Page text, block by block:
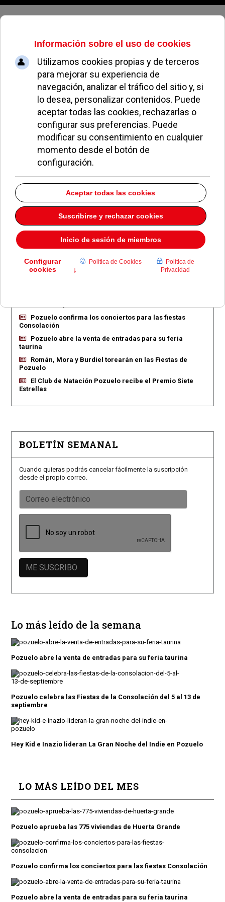
Viernes, 07 de agosto de 2026
Antigüedades "La
Cómoda De Mi
Abuela"
Dirección: C/ Gerardo Diego s/n (Parking Público) 92
Pozuelo de Alarcón
Madrid
28223
Descargar la información como:vCard
Pozuelo confirma los conciertos para las fiestas
Consolación
Pozuelo abre la venta de entradas para su feria
taurina
Román, Mora y Burdiel torearán en las Fiestas de
Pozuelo
El Club de Natación Pozuelo recibe el Premio Siete
Estrellas
BOLETÍN SEMANAL
Cuando quieras podrás cancelar fácilmente la suscripción
desde el propio correo.
Lo más leído de la semana
Pozuelo abre la venta de entradas para su feria taurina
Pozuelo celebra las Fiestas de la Consolación del 5 al 13 de
septiembre
Hey Kid e Inazio lideran La Gran Noche del Indie en Pozuelo
LO MÁS LEÍDO DEL MES
Pozuelo aprueba las 775 viviendas de Huerta Grande
Pozuelo confirma los conciertos para las fiestas Consolación
Pozuelo abre la venta de entradas para su feria taurina